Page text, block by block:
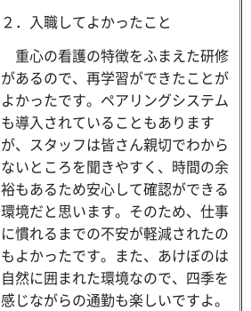
２．入職してよかったこと
重心の看護の特徴をふまえた研修
があるので、再学習ができたことが
よかったです。ペアリングシステム
も導入されていることもあります
が、スタッフは皆さん親切でわから
ないところを聞きやすく、時間の余
裕もあるため安心して確認ができる
環境だと思います。そのため、仕事
に慣れるまでの不安が軽減されたの
もよかったです。また、あけぼのは
自然に囲まれた環境なので、四季を
感じながらの通勤も楽しいですよ。